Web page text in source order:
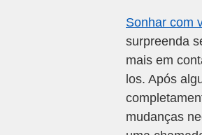
Sonhar com
surpreenda
mais em
los. Após
mudanças